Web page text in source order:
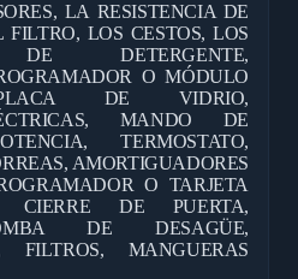
LA RESISTENCIA DE
LOS CESTOS, LOS
DE DETERGENTE,
O MÓDULO
PLACA DE VIDRIO,
MANDO DE
TERMOSTATO,
AMORTIGUADORES
O TARJETA
CIERRE DE PUERTA,
DE DESAGÜE,
FILTROS, MANGUERAS